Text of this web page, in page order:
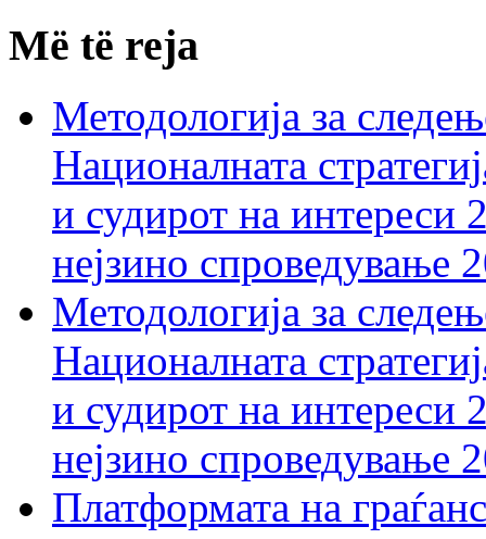
Më të reja
Методологија за
Националната
и судирот на интереси
нејзино спроведување
Методологија за
Националната
и судирот на интереси
нејзино спроведување
Платформата на